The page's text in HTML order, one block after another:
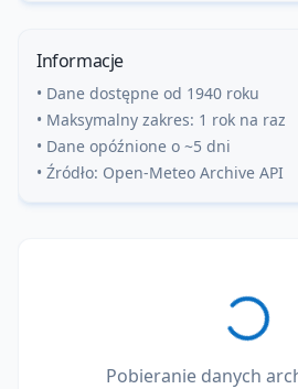
Informacje
• Dane dostępne od 1940 roku
• Maksymalny zakres: 1 rok na raz
• Dane opóźnione o ~5 dni
• Źródło: Open-Meteo Archive API
Pobieranie danych